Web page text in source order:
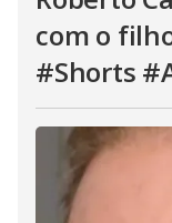
com o
#Shorts